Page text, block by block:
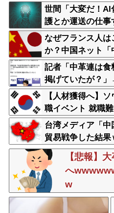
世間「大変だ！AI
護とか運送の仕事
←うん…うん？
なぜフランス人
か？中国ネット
いな国なんてない
記者「中革連は食
掲げていたが？
保という条件付き
【人材獲得へ】
職イベント 就職
本に注目
台湾メディア「
貿易戦争した結果
【悲報】
へ
w